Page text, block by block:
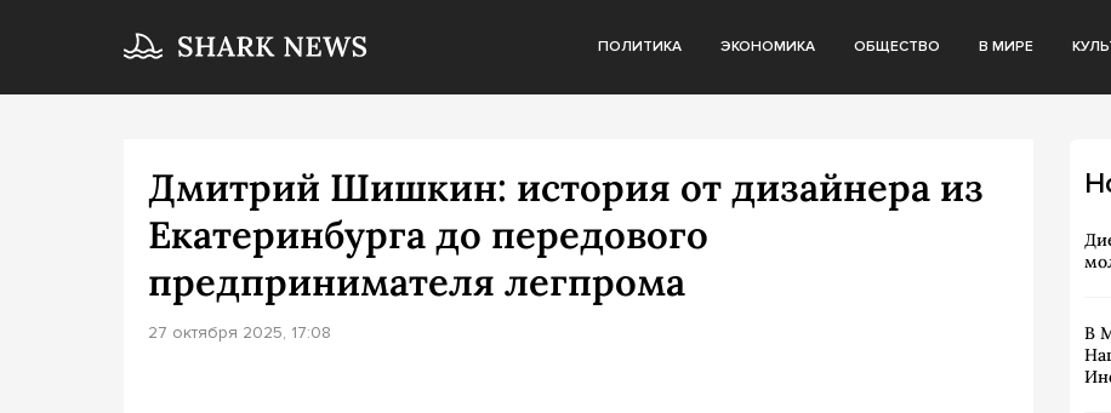
ПОЛИТИКА ЭКОНОМИКА ОБЩЕСТВО В МИРЕ
Дмитрий Шишкин: история от дизайнера из
Екатеринбурга до передового
предпринимателя легпрома
27 октября 2025, 17:08
В